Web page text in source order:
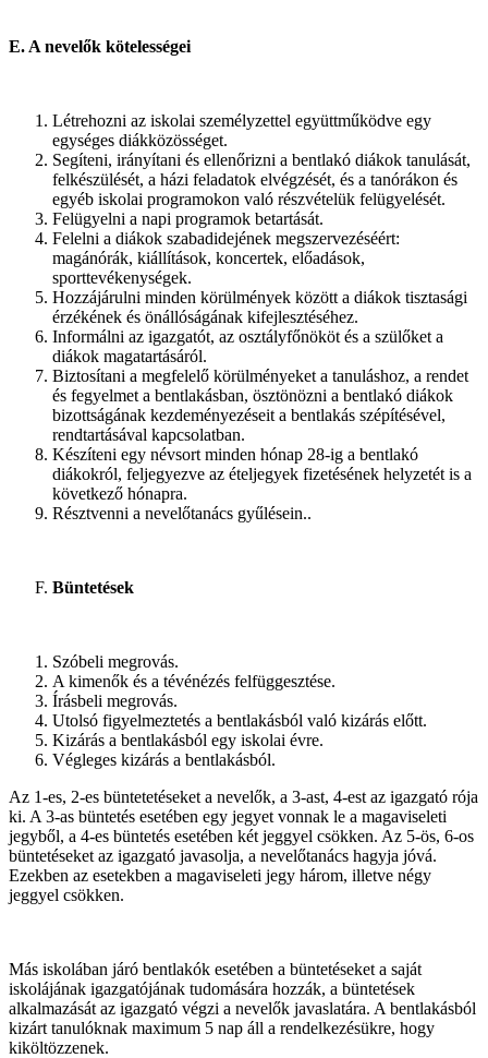
E. A nevelők kötelességei
Létrehozni az iskolai személyzettel együttműködve egy
egységes diákközösséget.
Segíteni, irányítani és ellenőrizni a bentlakó diákok tanulását,
felkészülését, a házi feladatok elvégzését, és a tanórákon és
egyéb iskolai programokon való részvételük felügyelését.
Felügyelni a napi programok betartását.
Felelni a diákok szabadidejének megszervezéséért:
magánórák, kiállítások, koncertek, előadások,
sporttevékenységek.
Hozzájárulni minden körülmények között a diákok tisztasági
érzékének és önállóságának kifejlesztéséhez.
Informálni az igazgatót, az osztályfőnököt és a szülőket a
diákok magatartásáról.
Biztosítani a megfelelő körülményeket a tanuláshoz, a rendet
és fegyelmet a bentlakásban, ösztönözni a bentlakó diákok
bizottságának kezdeményezéseit a bentlakás szépítésével,
rendtartásával kapcsolatban.
Készíteni egy névsort minden hónap 28-ig a bentlakó
diákokról, feljegyezve az ételjegyek fizetésének helyzetét is a
következő hónapra.
Résztvenni a nevelőtanács gyűlésein..
Büntetések
Szóbeli megrovás.
A kimenők és a tévénézés felfüggesztése.
Írásbeli megrovás.
Utolsó figyelmeztetés a bentlakásból való kizárás előtt.
Kizárás a bentlakásból egy iskolai évre.
Végleges kizárás a bentlakásból.
Az 1-es, 2-es büntetetéseket a nevelők, a 3-ast, 4-est az igazgató rója
ki. A 3-as büntetés esetében egy jegyet vonnak le a magaviseleti
jegyből, a 4-es büntetés esetében két jeggyel csökken. Az 5-ös, 6-os
büntetéseket az igazgató javasolja, a nevelőtanács hagyja jóvá.
Ezekben az esetekben a magaviseleti jegy három, illetve négy
jeggyel csökken.
Más iskolában járó bentlakók esetében a büntetéseket a saját
iskolájának igazgatójának tudomására hozzák, a büntetések
alkalmazását az igazgató végzi a nevelők javaslatára. A bentlakásból
kizárt tanulóknak maximum 5 nap áll a rendelkezésükre, hogy
kiköltözzenek.